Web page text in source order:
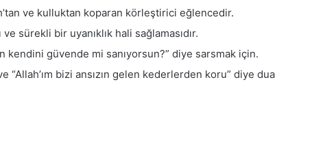
ve kulluktan koparan körleştirici eğlencedir.
sürekli bir uyanıklık hali sağlamasıdır.
kendini güvende mi sanıyorsun?” diye sarsmak için.
bizi ansızın gelen kederlerden koru” diye dua